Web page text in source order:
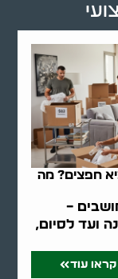
חפצים? מה
–
ועד לסיום,
קראו עוד